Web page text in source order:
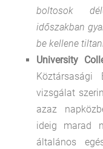
boltosok
időszakban
be kellene
University
Köztársasági
vizsgálat
azaz
ideig marad
általános